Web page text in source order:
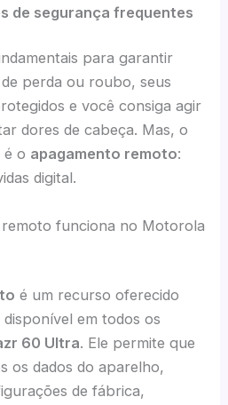
de segurança frequentes
para garantir
perda ou roubo, seus
e você consiga agir
dores de cabeça. Mas, o
é o apagamento remoto:
digital.
funciona no Motorola
é um recurso oferecido
em todos os
60 Ultra. Ele permite que
os dados do aparelho,
de fábrica,